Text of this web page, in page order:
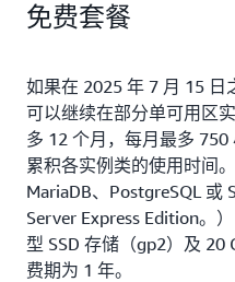
免费套餐
如果在 2025 年 7 月 15 日
可以继续在部分单可用区
多 12 个月，每月最多
累积各实例类的使用时间
MariaDB、PostgreSQL 或
Server Express Edition。
型 SSD 存储（gp2）及
费期为 1 年。‌